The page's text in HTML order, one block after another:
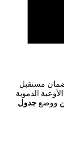
مستقبل
الدموية
ووضع جدول